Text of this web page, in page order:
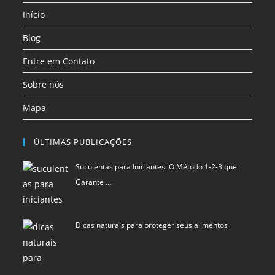
nova
aba
aba
aba
Início
Blog
Entre em Contato
Sobre nós
Mapa
ÚLTIMAS PUBLICAÇÕES
Suculentas para Iniciantes: O Método 1-2-3 que
Garante …
Dicas naturais para proteger seus alimentos